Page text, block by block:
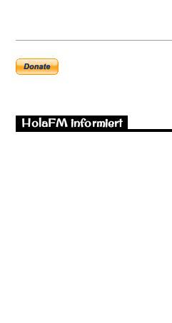
HolaFM informiert